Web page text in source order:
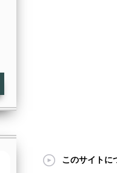
このサイトに